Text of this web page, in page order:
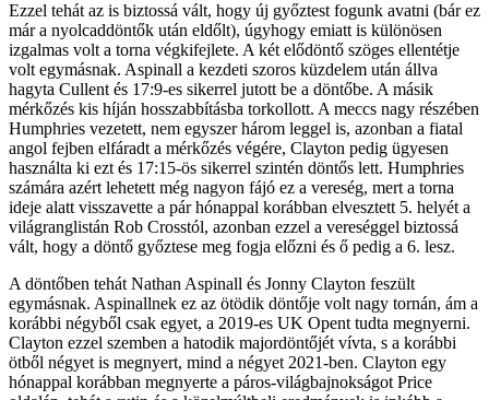
Ezzel tehát az is biztossá vált, hogy új győztest fogunk avatni (bár ez
már a nyolcaddöntők után eldőlt), úgyhogy emiatt is különösen
izgalmas volt a torna végkifejlete. A két elődöntő szöges ellentétje
volt egymásnak. Aspinall a kezdeti szoros küzdelem után állva
hagyta Cullent és 17:9-es sikerrel jutott be a döntőbe. A másik
mérkőzés kis híján hosszabbításba torkollott. A meccs nagy részében
Humphries vezetett, nem egyszer három leggel is, azonban a fiatal
angol fejben elfáradt a mérkőzés végére, Clayton pedig ügyesen
használta ki ezt és 17:15-ös sikerrel szintén döntős lett. Humphries
számára azért lehetett még nagyon fájó ez a vereség, mert a torna
ideje alatt visszavette a pár hónappal korábban elvesztett 5. helyét a
világranglistán Rob Crosstól, azonban ezzel a vereséggel biztossá
vált, hogy a döntő győztese meg fogja előzni és ő pedig a 6. lesz.
A döntőben tehát Nathan Aspinall és Jonny Clayton feszült
egymásnak. Aspinallnek ez az ötödik döntője volt nagy tornán, ám a
korábbi négyből csak egyet, a 2019-es UK Opent tudta megnyerni.
Clayton ezzel szemben a hatodik majordöntőjét vívta, s a korábbi
ötből négyet is megnyert, mind a négyet 2021-ben. Clayton egy
hónappal korábban megnyerte a páros-világbajnokságot Price